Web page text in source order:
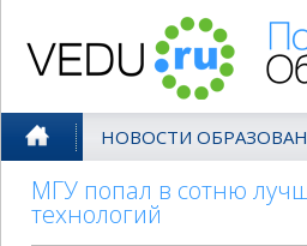
НОВОСТИ
МГУ попал в сотню
технологий